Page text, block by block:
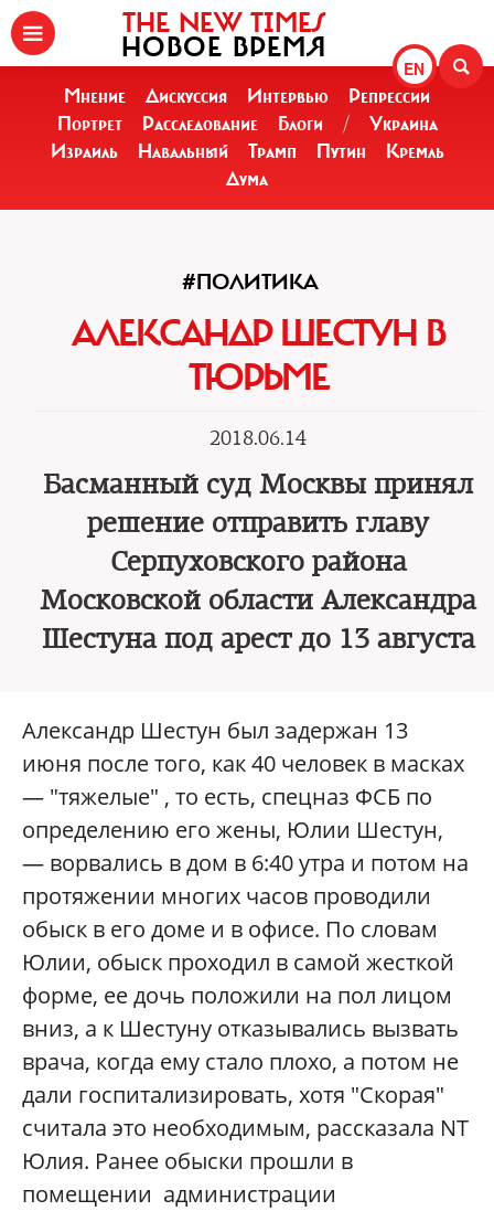
EN
THE NEW TIMES
НОВОЕ ВРЕМЯ
Мнение Дискуссия Интервью
Репрессии
Портрет
Расследование Блоги /
Украина
Израиль
Навальный Трамп Путин
Кремль
Дума
#ПОЛИТИКА
АЛЕКСАНДР ШЕСТУН В
ТЮРЬМЕ
2018.06.14
Басманный суд Москвы принял
решение отправить главу
Серпуховского района
Московской области Александра
Шестуна под арест до 13 августа
Александр Шестун был задержан 13
июня после того, как 40 человек в масках
— "тяжелые" , то есть, спецназ ФСБ по
определению его жены, Юлии Шестун,
— ворвались в дом в 6:40 утра и потом на
протяжении многих часов проводили
обыск в его доме и в офисе. По словам
Юлии, обыск проходил в самой жесткой
форме, ее дочь положили на пол лицом
вниз, а к Шестуну отказывались вызвать
врача, когда ему стало плохо, а потом не
дали госпитализировать, хотя "Скорая"
считала это необходимым, рассказала NT
Юлия. Ранее обыски прошли в
помещении администрации